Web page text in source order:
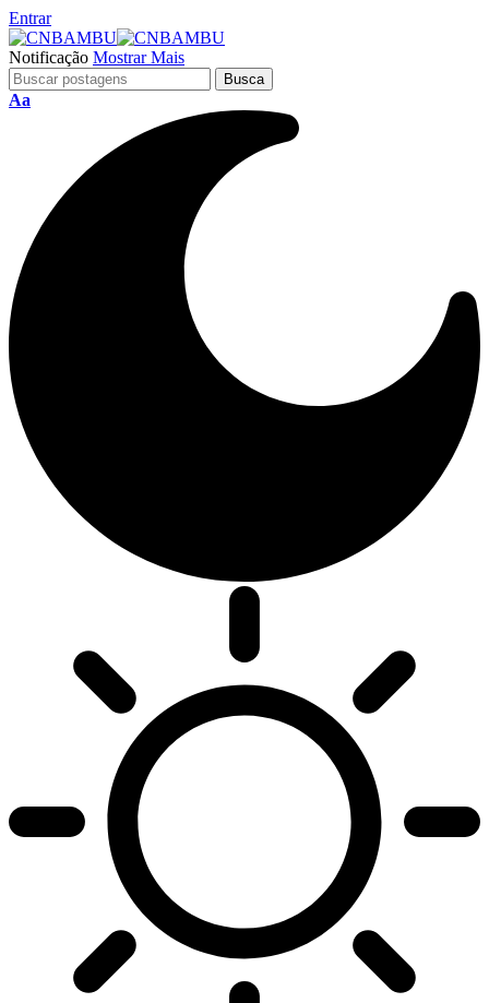
Entrar
Notificação Mostrar Mais
Aa